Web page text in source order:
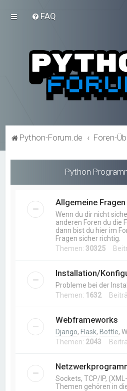
FAQ
Python-Forum.de Foren-
Python
Allgemeine Fragen
Wenn du dir nicht
anderen Foren du die
dann bist du hier im
Fragen sicher richtig.
Themen: 30325
Installation/
Probleme bei der
Themen: 1632
Webframeworks
Django, Flask, Bottle,
Themen: 2043
Sockets, TCP/IP,
Themen gehören in